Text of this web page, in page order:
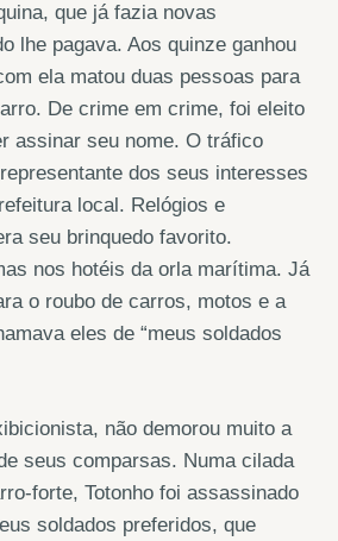
que já fazia novas
lhe pagava. Aos quinze ganhou
ela matou duas pessoas para
De crime em crime, foi eleito
assinar seu nome. O tráfico
dos seus interesses
local. Relógios e
seu brinquedo favorito.
nos hotéis da orla marítima. Já
o roubo de carros, motos e a
eles de “meus soldados
não demorou muito a
seus comparsas. Numa cilada
forte, Totonho foi assassinado
soldados preferidos, que